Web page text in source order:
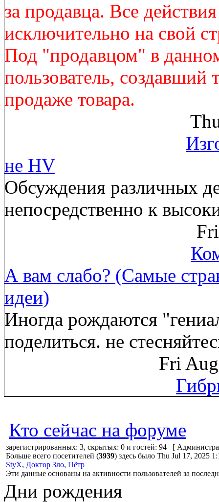
за продавца. Все
исключительно на свой
Под "продавцом" в
пользователь,
продаже товара.
не HV
Обсуждения различных
непосредственно к
А вам слабо? (Самые
идеи)
Иногда рождаются
поделиться. не
Fri
Кто сейчас на форуме
зарегистрированных: 3, скрытых: 0 и гостей: 94 [
Больше всего посетителей (3939) здесь было Thu Jul 17, 2025
StyX, Доктор Зло, Пётр
Эти данные основаны на активности пользователей за
Дни рождения